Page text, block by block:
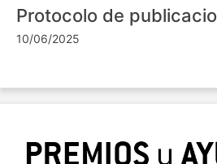
Protocolo de
10/06/2025